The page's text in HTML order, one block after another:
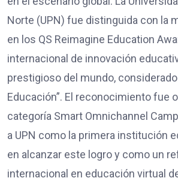
Norte (UPN) fue distinguida con la
en los QS Reimagine Education
internacional de innovación
prestigioso del mundo,
Educación”. El reconocimiento fue
categoría Smart Omnichannel
a UPN como la primera institución
en alcanzar este logro y como un
internacional en educación virtual